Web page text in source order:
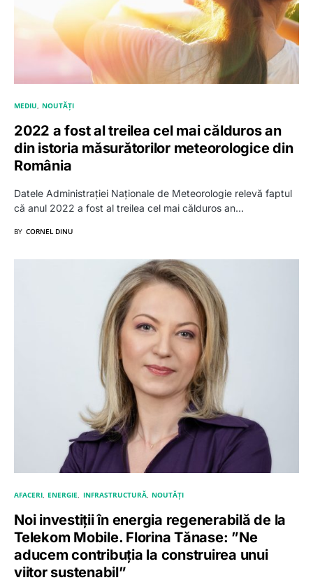
MEDIU NOUTĂȚI
2022 a fost al treilea cel mai călduros an
din istoria măsurătorilor meteorologice din
România
Datele Administrației Naționale de Meteorologie relevă faptul
că anul 2022 a fost al treilea cel mai călduros an…
BY CORNEL DINU
AFACERI ENERGIE INFRASTRUCTURĂ NOUTĂȚI
Noi investiții în energia regenerabilă de la
Telekom Mobile. Florina Tănase: ”Ne
aducem contribuția la construirea unui
viitor sustenabil”